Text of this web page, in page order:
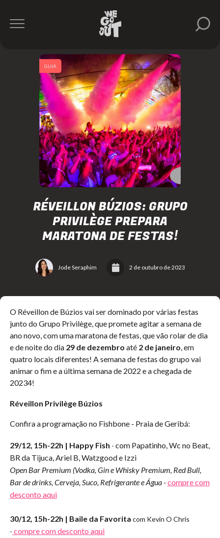
RÉVEILLON BÚZIOS: GRUPO
PRIVILÈGE PREPARA
MARATONA DE FESTAS!
Jode Seraphim 2 de outubro de 2023
GUIA
O Réveillon de Búzios vai ser dominado por várias festas
junto do Grupo Privilège, que promete agitar a semana de
ano novo, com uma maratona de festas, que vão rolar de dia
e de noite do dia 29 de dezembro até 2 de janeiro, em
quatro locais diferentes! A semana de festas do grupo vai
animar o fim e a última semana de 2022 e a chegada de
20234!
Réveillon Privilège Búzios
Confira a programação no Fishbone - Praia de Geribá:
29/12, 15h-22h | Happy Fish - com Papatinho, Wc no Beat,
BR da Tijuca, Ariel B, Watzgood e Izzi
Open Bar Premium (Vodka, Gin e Whisky Premium, Red Bull,
Bar de drinks, Cerveja, Suco, Refrigerante e Água -compre com
desconto aqui
30/12, 15h-22h | Baile da Favorita com Kevin O Chris
- compre com desconto aqui